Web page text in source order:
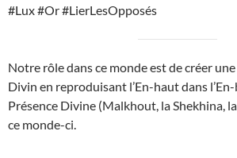
#Lux #Or #LierLesOpposés
Notre rôle dans ce monde est de créer
Divin en reproduisant l’En-haut dans
Présence Divine (Malkhout, la Shekhina,
ce monde-ci.